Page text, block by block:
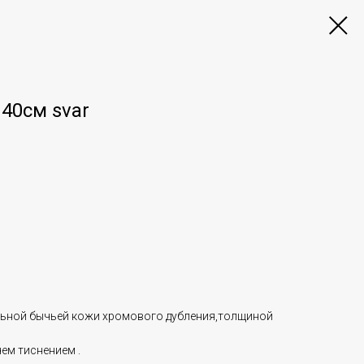
svar
бычьей кожи хромового дубления,толщиной
тиснением .